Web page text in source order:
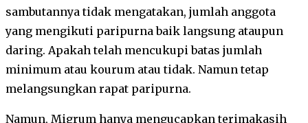
sambutannya tidak mengatakan, jumlah anggota
yang mengikuti paripurna baik langsung ataupun
daring. Apakah telah mencukupi batas jumlah
minimum atau kourum atau tidak. Namun tetap
melangsungkan rapat paripurna.
Namun, Migrum hanya mengucapkan terimakasih